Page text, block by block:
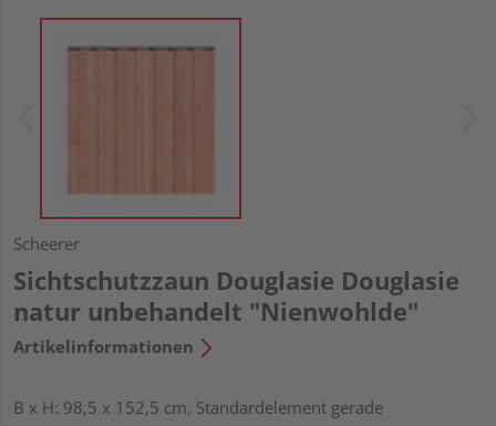
Scheerer
Sichtschutzzaun Douglasie Douglasie
natur unbehandelt "Nienwohlde"
Artikelinformationen
B x H: 98,5 x 152,5 cm, Standardelement gerade